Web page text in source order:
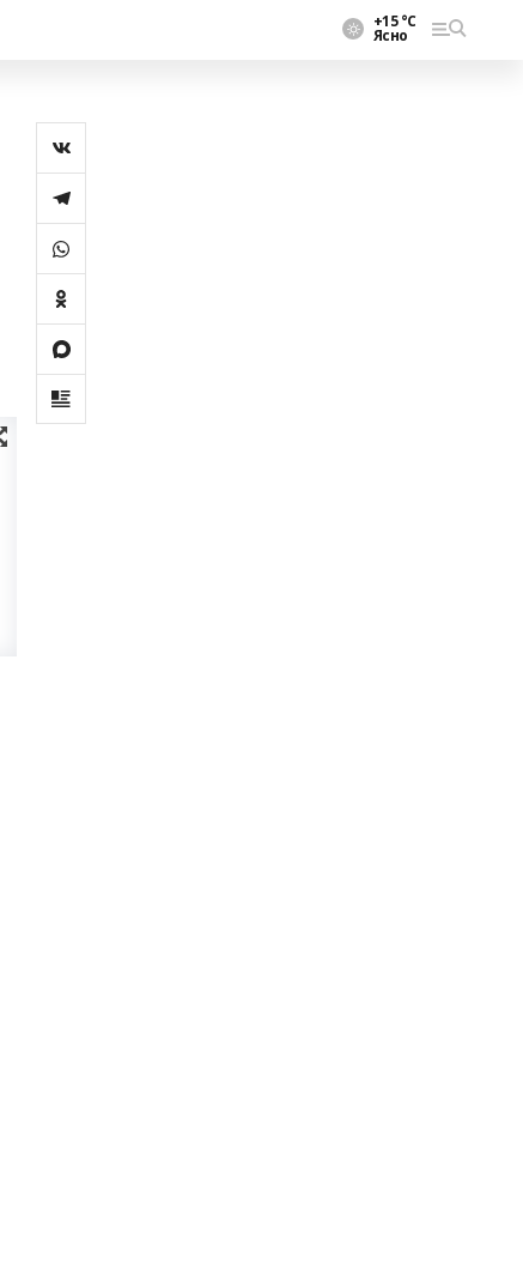
+15 °С
Ясно